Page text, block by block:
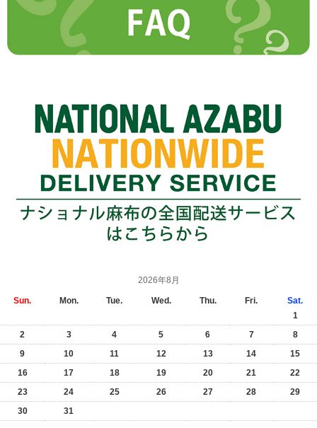
2026年8月
Sun. Mon. Tue. Wed. Thu. Fri.
Sat.
1
2
3 4 5 6 7
8
9
10 11 12 13 14
15
16
17 18 19 20 21
22
23
24 25 26 27 28
29
30
31